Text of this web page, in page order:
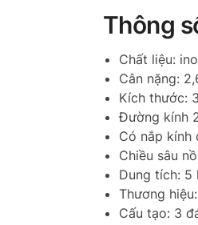
Thông
Chất liệu:
Cân nặng:
Kích thước:
Đường kính
Có nắp
Chiều sâu
Dung tích:
Thương
Cấu tạo: 3